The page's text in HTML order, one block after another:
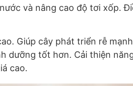
và nâng cao độ tơi xốp.
Giúp cây phát triển rễ
dưỡng tốt hơn. Cải thiện
cao.